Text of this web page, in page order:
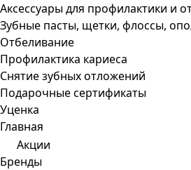
Аксессуары для профилактики и
Зубные пасты, щетки, флоссы,
Отбеливание
Профилактика кариеса
Снятие зубных отложений
Подарочные сертификаты
Уценка
Главная
Акции
Бренды